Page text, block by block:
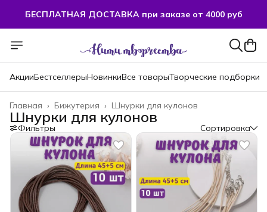
БЕСПЛАТНАЯ ДОСТАВКА при заказе от 4000 руб
АкцииБестселлерыНовинкиВсе товарыТворческие подборки
Шнурки для кулонов
Бижутерия ›
Главная ›
Шнурки для кулонов
Фильтры Сортировка